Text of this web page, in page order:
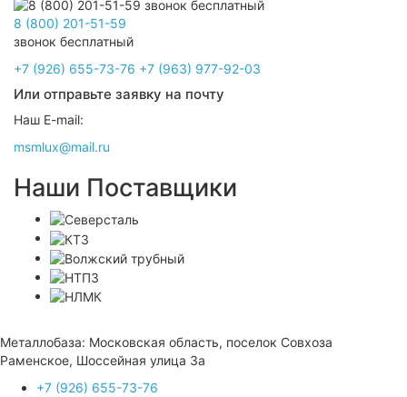
8 (800) 201-51-59
звонок бесплатный
+7 (926) 655-73-76 +7 (963) 977-92-03
Или отправьте заявку на почту
Наш E-mail:
msmlux@mail.ru
Наши Поставщики
Металлобаза: Московская область, поселок Совхоза
Раменское, Шоссейная улица 3а
+7 (926) 655-73-76